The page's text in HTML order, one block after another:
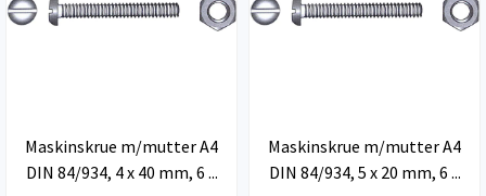
Maskinskrue m/mutter A4
DIN 84/934, 4 x 40 mm, 6 ...
Maskinskrue m/mutter A4
DIN 84/934, 5 x 20 mm, 6 ...